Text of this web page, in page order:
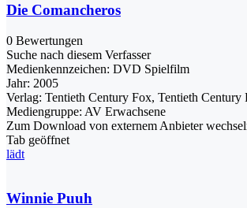
Die Comancheros
0 Bewertungen
Suche nach diesem Verfasser
Medienkennzeichen: DVD Spielfilm
Jahr: 2005
Verlag: Tentieth Century Fox, Tentieth Century
Mediengruppe: AV Erwachsene
Zum Download von externem Anbieter
Tab geöffnet
lädt
Winnie Puuh